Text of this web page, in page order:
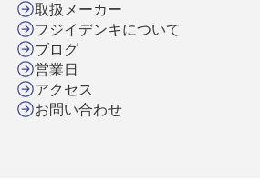
取扱メーカー
フジイデンキについて
ブログ
営業日
アクセス
お問い合わせ